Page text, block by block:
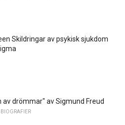
Skildringar av psykisk sjukdom
av drömmar" av Sigmund Freud